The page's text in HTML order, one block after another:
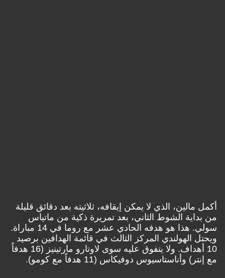
أكمل مالين، الذي لا يمكن إيقافه، ثلاثيته بعد دقائق قليلة
من بداية الشوط الثاني، بعد تمريرة ذكية من ماتياس
سولي. هذا هو هدفه الحادي عشر مع روما في 14 مباراة.
ويحتل الهولندي المركز الثالث في قائمة الهدافين برصيد
10 أهداف. ولا يتفوق عليه سوى لاوتارو مارتينيز (16 هدفاً
مع إنتر) وأناستاسيوس دوفيكاس (11 هدفاً مع كومو).